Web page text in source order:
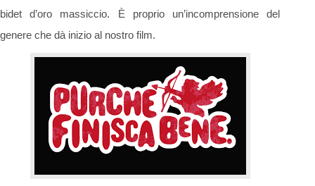
bidet d’oro massiccio. È proprio un’incomprensione del
genere che dà inizio al nostro film.